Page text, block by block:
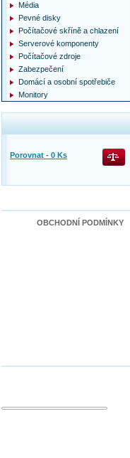
Média
Pevné disky
Počítačové skříně a chlazení
Serverové komponenty
Počítačové zdroje
Zabezpečení
Domácí a osobní spotřebiče
Monitory
Porovnat - 0 Ks
OBCHODNÍ PODMÍNKY